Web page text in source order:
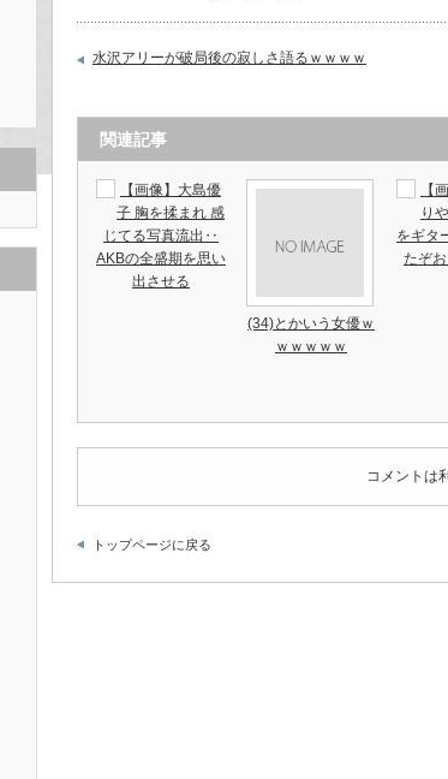
水沢アリーが破局後の寂しさ語るｗｗｗｗ
関連記事
【画像】大島優
子 胸を揉まれ 感
じてる写真流出‥
AKBの全盛期を思い
出させる
(34)とかいう女優ｗ
ｗｗｗｗｗ
【
り
をギタ
たぞ
コメントは
トップページに戻る